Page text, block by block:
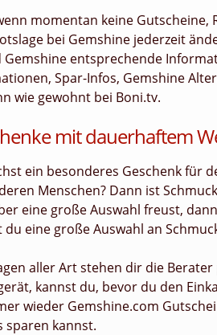
momentan keine Gutscheine,
bei Gemshine jederzeit
Gemshine entsprechende
Spar-Infos, Gemshine
wie gewohnt bei Boni.tv.
mit dauerhaftem
ein besonderes Geschenk für
Menschen? Dann ist
eine große Auswahl freust,
du eine große Auswahl an
aller Art stehen dir die
kannst du, bevor du den
wieder Gemshine.com
sparen kannst.